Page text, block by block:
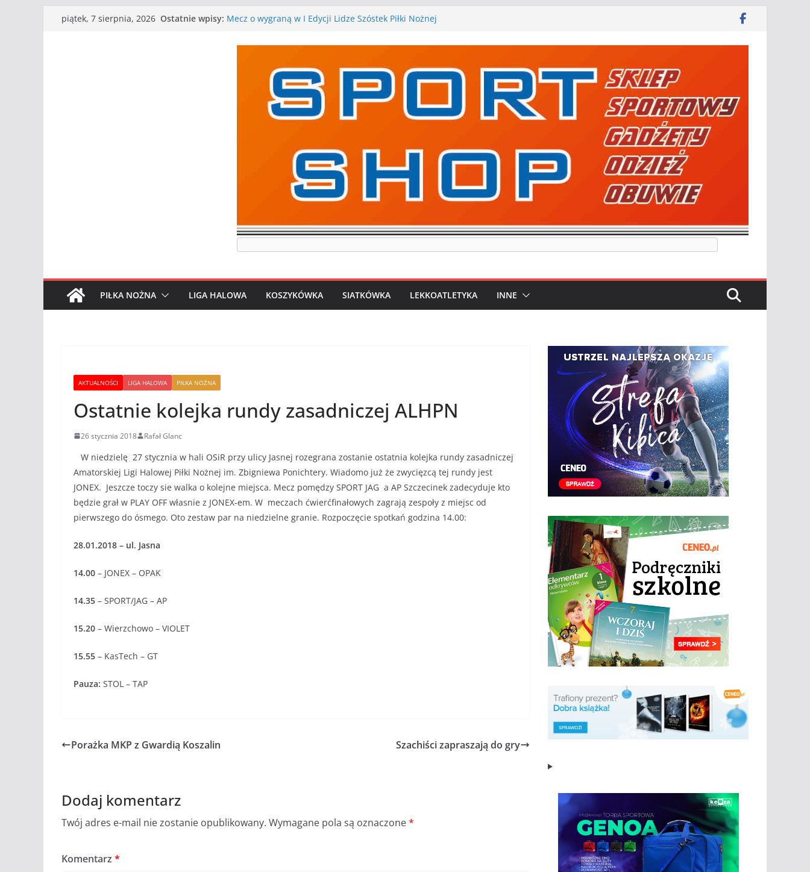
Przejdźpiątek, 7 sierpnia, 2026 Ostatnie wpisy: Mecz o wygraną w I Edycji Lidze Szóstek Piłki Nożnej
WKS wygrywa pierwszą edycję Ligi Szóstek w Gwdzie
I mamy kolejne gry kontrolne, piłkarskie granie przed nami
PIŁKA NOŻNA LIGA HALOWA KOSZYKÓWKA SIATKÓWKA LEKKOATLETYKA INNE
AKTUALNOŚCI LIGA HALOWA PIŁKA NOŻNA
Ostatnie kolejka rundy zasadniczej ALHPN
26 stycznia 2018 Rafał Glanc
W niedzielę 27 stycznia w hali OSiR przy ulicy Jasnej rozegrana zostanie ostatnia kolejka rundy zasadniczej
Amatorskiej Ligi Halowej Piłki Nożnej im. Zbigniewa Ponichtery. Wiadomo już że zwycięzcą tej rundy jest
JONEX. Jeszcze toczy sie walka o kolejne miejsca. Mecz pomędzy SPORT JAG a AP Szczecinek zadecyduje kto
będzie grał w PLAY OFF własnie z JONEX-em. W meczach ćwierćfinałowych zagrają zespoły z miejsc od
pierwszego do ósmego. Oto zestaw par na niedzielne granie. Rozpoczęcie spotkań godzina 14.00:
28.01.2018 – ul. Jasna
14.00 – JONEX – OPAK
14.35 – SPORT/JAG – AP
15.20 – Wierzchowo – VIOLET
15.55 – KasTech – GT
Pauza: STOL – TAP
Porażka MKP z Gwardią Koszalin Szachiści zapraszają do gry
Dodaj komentarz
Twój adres e-mail nie zostanie opublikowany. Wymagane pola są oznaczone*
Komentarz *